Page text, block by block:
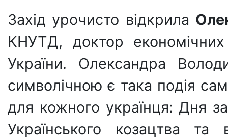
Захід урочисто відкрила
КНУТД, доктор
України. Олександра
символічною є така подія
для кожного українця: Дня
Українського козацтва та